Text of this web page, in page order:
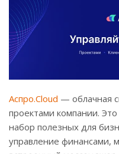
Аспро.Cloud — облачная
проектами компании.
набор полезных для
управление финансами,